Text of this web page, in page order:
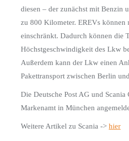
diesen – der zunächst mit Benzin
zu 800 Kilometer. EREVs können
einschränkt. Dadurch können die
Höchstgeschwindigkeit des Lkw
Außerdem kann der Lkw einen
Pakettransport zwischen Berlin
Die Deutsche Post AG und
Markenamt in München
Weitere Artikel zu Scania -> hier